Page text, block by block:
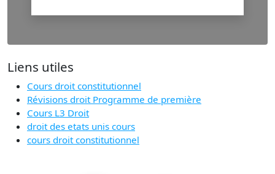
Liens utiles
Cours droit constitutionnel
Révisions droit Programme de première
Cours L3 Droit
droit des etats unis cours
cours droit constitutionnel